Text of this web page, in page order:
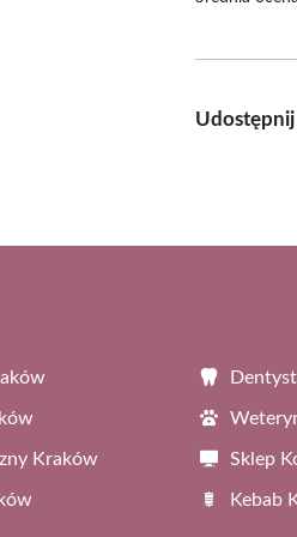
Udostępnij
Kraków Sklep
Kebab